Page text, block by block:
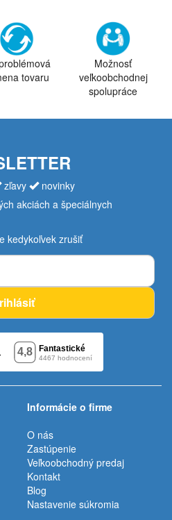
tovaru
Možnosť
veľkoobchodnej
spolupráce
zľavy
novinky
akciách a špeciálnych
kedykoľvek zrušiť
Informácie o firme
O nás
Zastúpenie
Veľkoobchodný predaj
Kontakt
Blog
Nastavenie súkromia